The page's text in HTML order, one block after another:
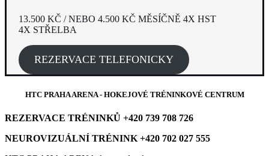
13.500 KČ / NEBO 4.500 KČ MĚSÍČNĚ 4X HST
4X STŘELBA
REZERVACE TELEFONICKY
HTC PRAHA ARENA - HOKEJOVÉ TRÉNINKOVÉ CENTRUM
REZERVACE TRÉNINKŮ +420 739 708 726
NEUROVIZUÁLNÍ TRÉNINK +420 702 027 555